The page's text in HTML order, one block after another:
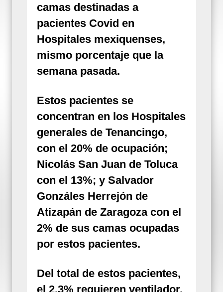
camas destinadas a
pacientes Covid en
Hospitales mexiquenses,
mismo porcentaje que la
semana pasada.
Estos pacientes se
concentran en los Hospitales
generales de Tenancingo,
con el 20% de ocupación;
Nicolás San Juan de Toluca
con el 13%; y Salvador
Gonzáles Herrejón de
Atizapán de Zaragoza con el
2% de sus camas ocupadas
por estos pacientes.
Del total de estos pacientes,
el 2.3% requieren ventilador,